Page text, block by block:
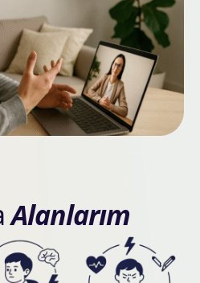
Alanlarım